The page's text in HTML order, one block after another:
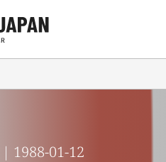
1988-01-12